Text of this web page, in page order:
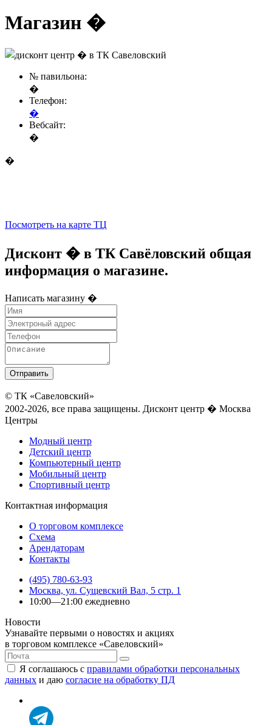
Магазин �
№ павильона:
�
Телефон:
�
Вебсайт:
�
�
Посмотреть на карте ТЦ
Дисконт � в ТК Савёловский общая
информация о магазине.
Написать магазину �
© ТК «Савеловский»
2002-2026, все права защищены. Дисконт центр � Москва
Центры
Модный центр
Детский центр
Компьютерный центр
Мобильный центр
Спортивный центр
Контактная информация
О торговом комплексе
Схема
Арендаторам
Контакты
(495) 780-63-93
Москва, ул. Сущевский Вал, 5 стр. 1
10:00—21:00 ежедневно
Новости
Узнавайте первыми о новостях и акциях
в торговом комплексе «Савеловский»
Я соглашаюсь с правилами обработки персональных
данных и даю согласие на обработку ПД